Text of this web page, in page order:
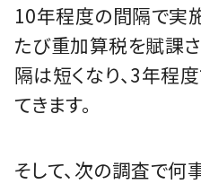
10年程度の間隔で実
たび重加算税を賦課
隔は短くなり、3年程
てきます。
そして、次の調査で何